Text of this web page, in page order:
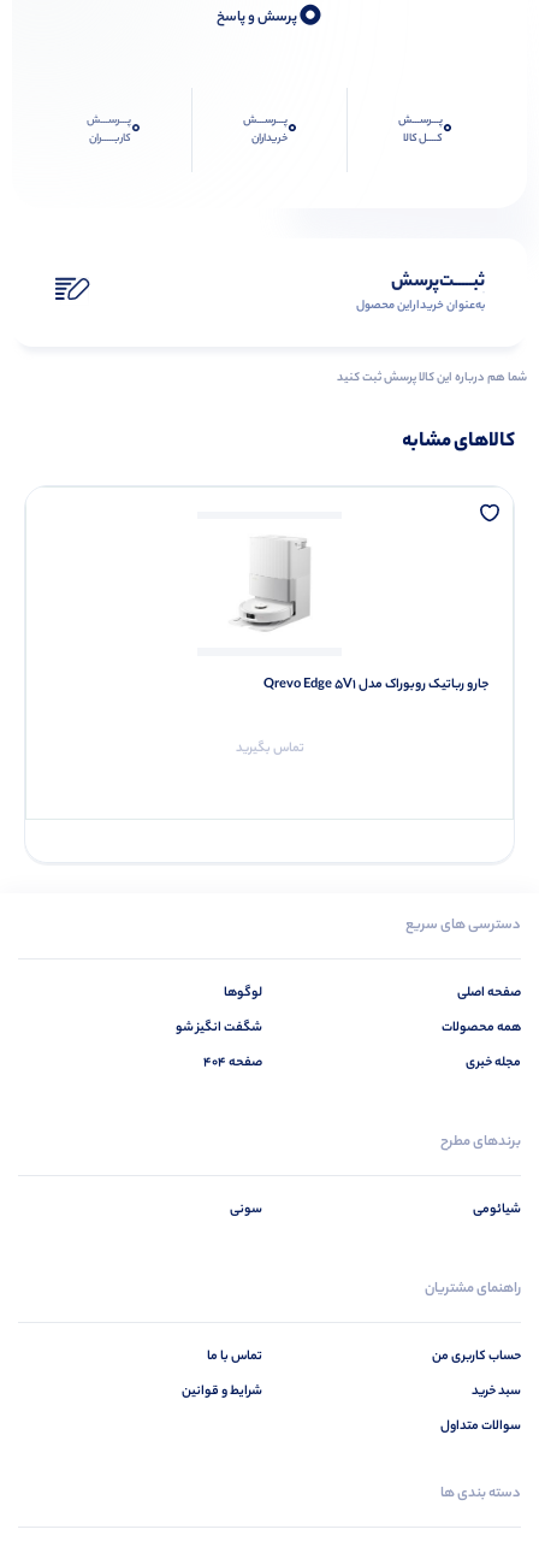
0پرسش و پاسخ
0پـــرســـش
کــــل کالا
0پـــرســـش
خریداران
0پـــرســـش
کاربـــــران
ثبـــــت‌پرسش
به‌عنوان ‌خریدار‌این‌ محصول
شما هم درباره این کالا پرسش ثبت کنید
کالاهای مشابه
جارو رباتیک روبوراک مدل Qrevo Edge 5V1
تماس بگیرید
دسترسی های سریع
صفحه اصلی
همه محصولات
مجله خبری
لوگوها
شگفت انگیز شو
صفحه 404
برندهای مطرح
شیائومی سونی
راهنمای مشتریان
حساب کاربری من
سبد خرید
سوالات متداول
تماس با ما
شرایط و قوانین
دسته بندی ها